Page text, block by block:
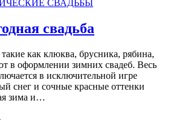
СВАДЬБЫ
свадьба
как клюква, брусника, рябина,
в оформлении зимних свадеб. Весь
в исключительной игре
снег и сочные красные оттенки
зима и…